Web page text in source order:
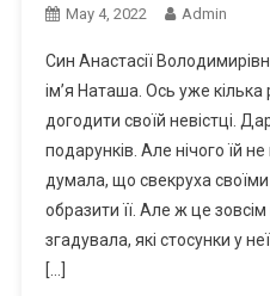
May 4, 2022 Admin
Син Анастасії
ім’я Наташа. Ось уже
догодити своїй невістці.
подарунків. Але нічого їй
думала, що свекруха
образити її. Але ж це
згадувала, які стосунки у
[…]